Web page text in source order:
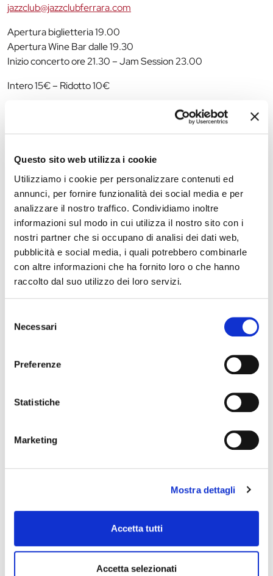
Questo sito web utilizza i cookie
Utilizziamo i cookie per personalizzare contenuti ed
annunci, per fornire funzionalità dei social media e per
analizzare il nostro traffico. Condividiamo inoltre
informazioni sul modo in cui utilizza il nostro sito con i
nostri partner che si occupano di analisi dei dati web,
pubblicità e social media, i quali potrebbero combinarle
con altre informazioni che ha fornito loro o che hanno
raccolto dal suo utilizzo dei loro servizi.
delNecessari
Preferenze
Statistiche
Marketing
Mostra dettagli
Accetta tutti
Accetta selezionati
jazzclub@jazzclubferrara.com
Apertura biglietteria 19.00
Apertura Wine Bar dalle 19.30
Inizio concerto ore 21.30 – Jam Session 23.00
Intero 15€ – Ridotto 10€
Evento realizzato con il sostegno di Ministero della Cultura,
Romagna
The editorial team is not responsible for any inaccuracies or
changes in the program of events reported. In case of
cancellation, variation, modification of the information of an
event you can write toinfotur@comune.fe.it.